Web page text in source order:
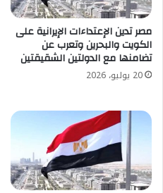
مصر تدين الإعتداءات الإيرانية على
الكويت والبحرين وتعرب عن
تضامنها مع الدولتين الشقيقتين
20 يوليو، 2026